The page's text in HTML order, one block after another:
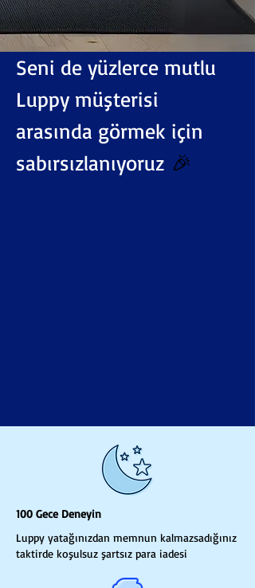
Seni de yüzlerce mutlu
Luppy müşterisi
arasında görmek için
sabırsızlanıyoruz 🎉
100 Gece Deneyin
Luppy yatağınızdan memnun kalmazsadığınız
taktirde koşulsuz şartsız para iadesi